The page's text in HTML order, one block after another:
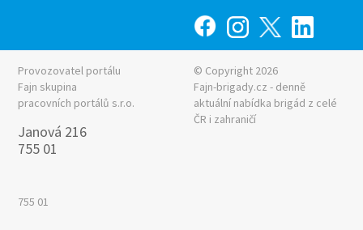
Provozovatel portálu
Fajn skupina
pracovních portálů s.r.o.
Janová 216
755 01
755 01
© Copyright 2026
Fajn-brigady.cz - denně
aktuální nabídka brigád z celé
ČR i zahraničí